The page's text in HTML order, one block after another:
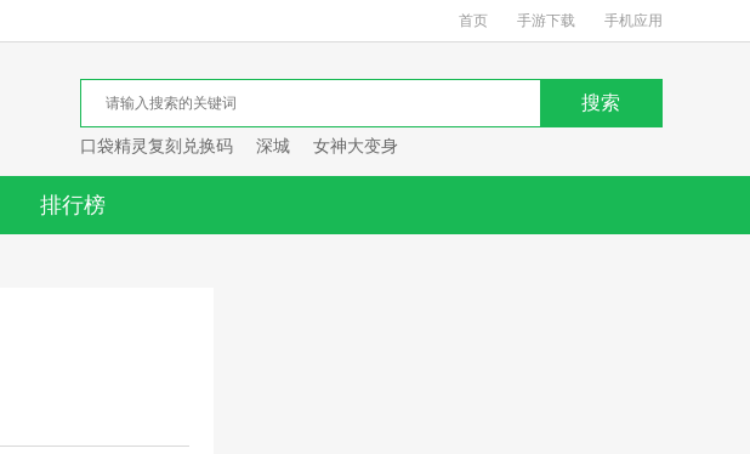
首页 手游下载 手机应用
口袋精灵复刻兑换码 深城 女神大变身
排行榜